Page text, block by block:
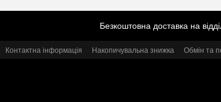
Безкоштовна доставка на
Контактна інформація Накопичувальна знижка Обмін та